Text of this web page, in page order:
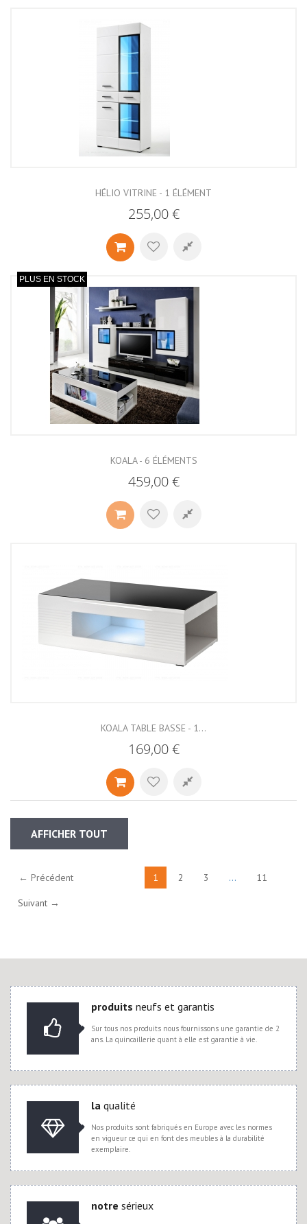
HÉLIO VITRINE - 1 ÉLÉMENT
255,00 €
PLUS EN STOCK
KOALA - 6 ÉLÉMENTS
459,00 €
KOALA TABLE BASSE - 1...
169,00 €
AFFICHER TOUT
← Précédent 1 2 3 ... 11
Suivant →
produits neufs et garantis
Sur tous nos produits nous fournissons une garantie de 2
ans. La quincaillerie quant à elle est garantie à vie.
la qualité
Nos produits sont fabriqués en Europe avec les normes
en vigueur ce qui en font des meubles à la durabilité
exemplaire.
notre sérieux